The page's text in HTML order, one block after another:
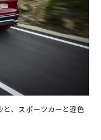
、スポーツカーと遜色